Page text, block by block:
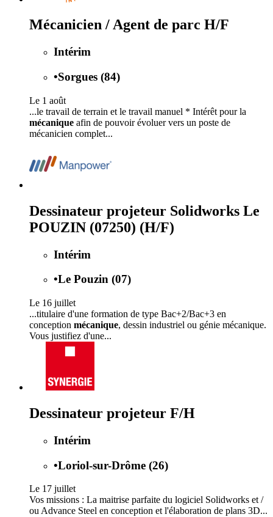
Mécanicien / Agent de parc H/F
Intérim
•Sorgues (84)
Le 1 août
...le travail de terrain et le travail manuel * Intérêt pour la
mécanique afin de pouvoir évoluer vers un poste de
mécanicien complet...
Dessinateur projeteur Solidworks Le
POUZIN (07250) (H/F)
Intérim
•Le Pouzin (07)
Le 16 juillet
...titulaire d'une formation de type Bac+2/Bac+3 en
conception mécanique, dessin industriel ou génie mécanique.
Vous justifiez d'une...
Dessinateur projeteur F/H
Intérim
•Loriol-sur-Drôme (26)
Le 17 juillet
Vos missions : La maitrise parfaite du logiciel Solidworks et /
ou Advance Steel en conception et l'élaboration de plans 3D...